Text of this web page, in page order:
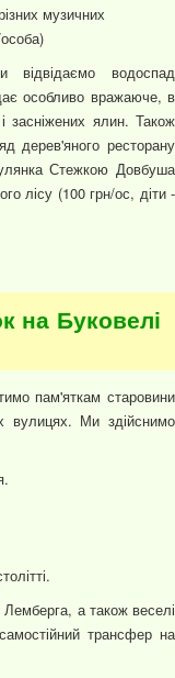
музичних
водоспад
особливо вражаюче, в
засніжених ялин. Також
дерев'яного ресторану
Стежкою Довбуша
лісу (100 грн/ос, діти -
на Буковелі
пам'яткам старовини
вулицях. Ми здійснимо
а також веселі
трансфер на